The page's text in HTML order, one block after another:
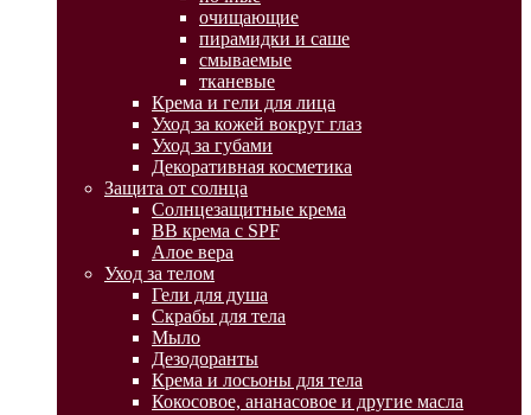
очищающие
пирамидки и саше
смываемые
тканевые
Крема и гели для лица
Уход за кожей вокруг глаз
Уход за губами
Декоративная косметика
Защита от солнца
Солнцезащитные крема
BB крема с SPF
Алое вера
Уход за телом
Гели для душа
Скрабы для тела
Мыло
Дезодоранты
Крема и лосьоны для тела
Кокосовое, ананасовое и другие масла